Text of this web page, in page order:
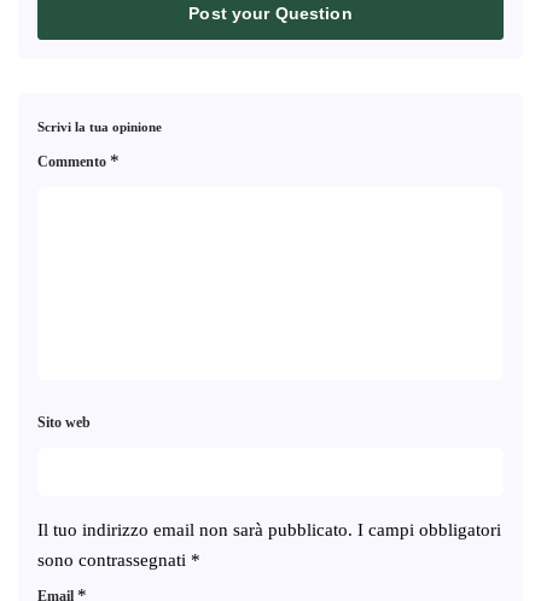
Post your Question
Scrivi la tua opinione
Il tuo indirizzo email non sarà pubblicato. I campi obbligatori
sono contrassegnati *
Commento *
Email *
Sito web